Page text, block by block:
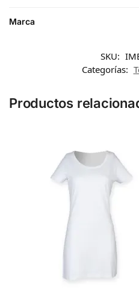
Marca
SKU:
Categorías:
Productos